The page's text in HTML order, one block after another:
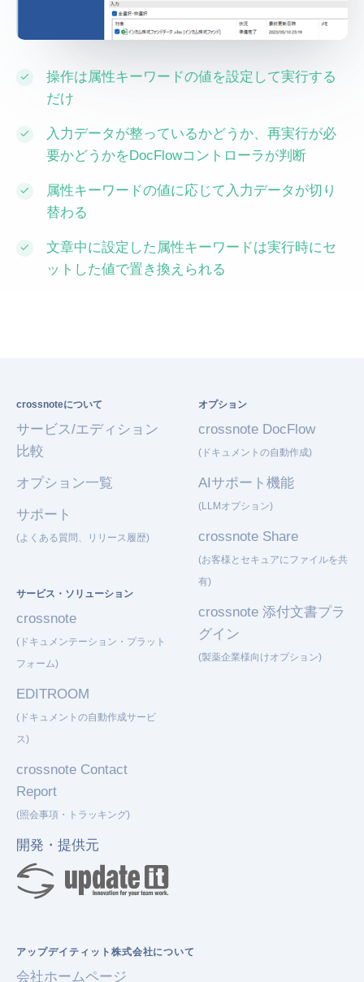
操作は属性キーワードの値を設定して実行する
だけ
入力データが整っているかどうか、再実行が必
要かどうかをDocFlowコントローラが判断
属性キーワードの値に応じて入力データが切り
替わる
文章中に設定した属性キーワードは実行時にセ
ットした値で置き換えられる
crossnoteについて
サービス/エディション
比較
オプション一覧
サポート
(よくある質問、リリース履歴)
サービス・ソリューション
crossnote
(ドキュメンテーション・プラット
フォーム)
EDITROOM
(ドキュメントの自動作成サービ
ス)
crossnote Contact
Report
(照会事項・トラッキング)
オプション
crossnote DocFlow
(ドキュメントの自動作成)
AIサポート機能
(LLMオプション)
crossnote Share
(お客様とセキュアにファイルを共
有)
crossnote 添付文書プラ
グイン
(製薬企業様向けオプション)
開発・提供元
アップデイティット株式会社について
会社ホームページ